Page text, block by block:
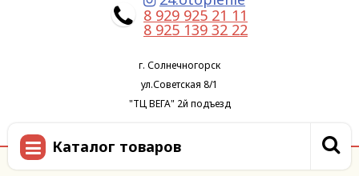
8 929 925 21 11
8 925 139 32 22
г. Солнечногорск
ул.Советская 8/1
"ТЦ ВЕГА" 2й подъезд
Каталог товаров